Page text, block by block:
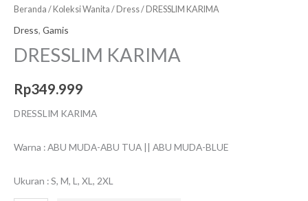
Beranda / Koleksi Wanita / Dress/ DRESSLIM KARIMA
Dress, Gamis
DRESSLIM KARIMA
Rp349.999
DRESSLIM KARIMA
Warna : ABU MUDA-ABU TUA || ABU MUDA-BLUE
Ukuran : S, M, L, XL, 2XL